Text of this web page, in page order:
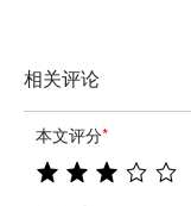
相关评论
本文评分*